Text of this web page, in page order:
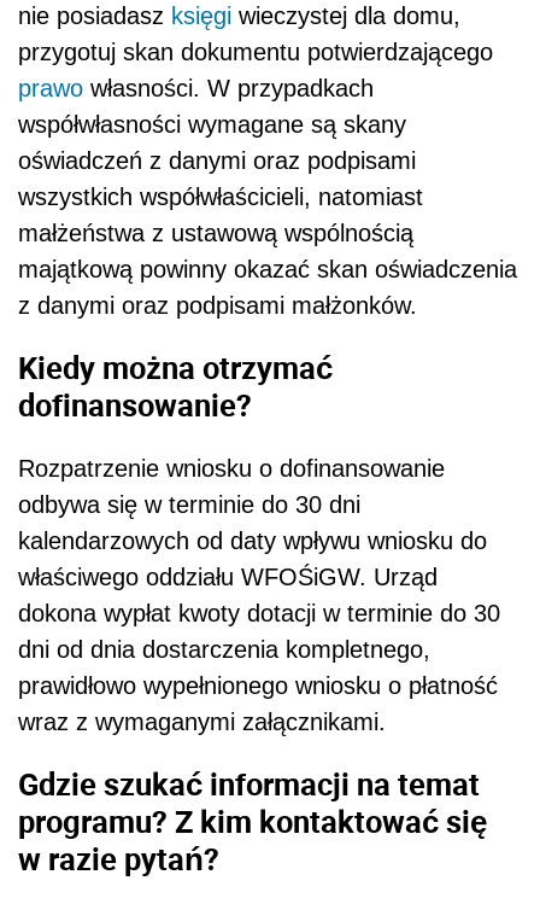
nie posiadasz księgi wieczystej dla domu,
przygotuj skan dokumentu potwierdzającego
prawo własności. W przypadkach
współwłasności wymagane są skany
oświadczeń z danymi oraz podpisami
wszystkich współwłaścicieli, natomiast
małżeństwa z ustawową wspólnością
majątkową powinny okazać skan oświadczenia
z danymi oraz podpisami małżonków.
Kiedy można otrzymać
dofinansowanie?
Rozpatrzenie wniosku o dofinansowanie
odbywa się w terminie do 30 dni
kalendarzowych od daty wpływu wniosku do
właściwego oddziału WFOŚiGW. Urząd
dokona wypłat kwoty dotacji w terminie do 30
dni od dnia dostarczenia kompletnego,
prawidłowo wypełnionego wniosku o płatność
wraz z wymaganymi załącznikami.
Gdzie szukać informacji na temat
programu? Z kim kontaktować się
w razie pytań?